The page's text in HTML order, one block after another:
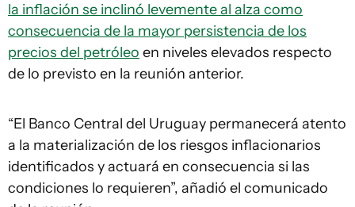
la inflación se inclinó levemente al alza como
consecuencia de la mayor persistencia de los
precios del petróleo en niveles elevados respecto
de lo previsto en la reunión anterior.
“El Banco Central del Uruguay permanecerá atento
a la materialización de los riesgos inflacionarios
identificados y actuará en consecuencia si las
condiciones lo requieren”, añadió el comunicado